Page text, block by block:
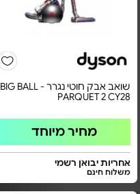
שואב אבק חוטי נגרר - BIG BALL
PARQUET 2 CY28
מחיר מיוחד
אחריות יבואן רשמי
משלוח חינם